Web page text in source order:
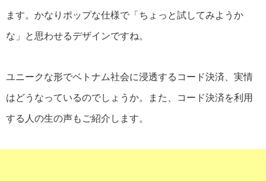
ます。かなりポップな仕様で「ちょっと試してみようか
な」と思わせるデザインですね。
ユニークな形でベトナム社会に浸透するコード決済、実情
はどうなっているのでしょうか。また、コード決済を利用
する人の生の声もご紹介します。